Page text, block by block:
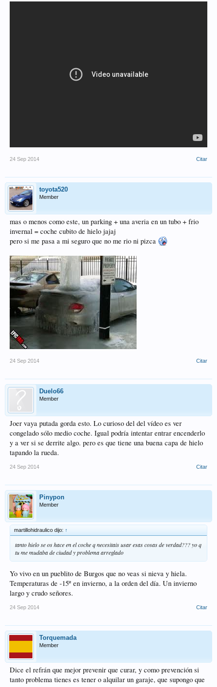
24 Sep 2014 Citar
toyota520
Member
mas o menos como este, un parking + una averia en un tubo + frio
invernal = coche cubito de hielo jajaj
pero si me pasa a mi seguro que no me rio ni pizca
24 Sep 2014 Citar
Duelo66
Member
Joer vaya putada gorda esto. Lo curioso del del vídeo es ver
congelado sólo medio coche. Igual podría intentar entrar encenderlo
y a ver si se derrite algo. pero es que tiene una buena capa de hielo
tapando la rueda.
24 Sep 2014 Citar
Pinypon
Member
martillohidraulico dijo: ↑
tanto hielo se os hace en el coche q necesitais usar esas cosas de verdad??? yo q
tu me mudaba de ciudad y problema arreglado
Yo vivo en un pueblito de Burgos que no veas si nieva y hiela.
Temperaturas de -15º en invierno, a la orden del día. Un invierno
largo y crudo señores.
24 Sep 2014 Citar
Torquemada
Member
Dice el refrán que mejor prevenir que curar, y como prevención si
tanto problema tienes es tener o alquilar un garaje, que supongo que